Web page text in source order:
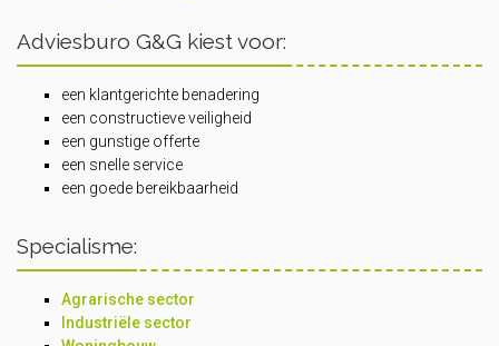
Adviesburo G&G kiest voor:
een klantgerichte benadering
een constructieve veiligheid
een gunstige offerte
een snelle service
een goede bereikbaarheid
Specialisme:
Agrarische sector
Industriële sector